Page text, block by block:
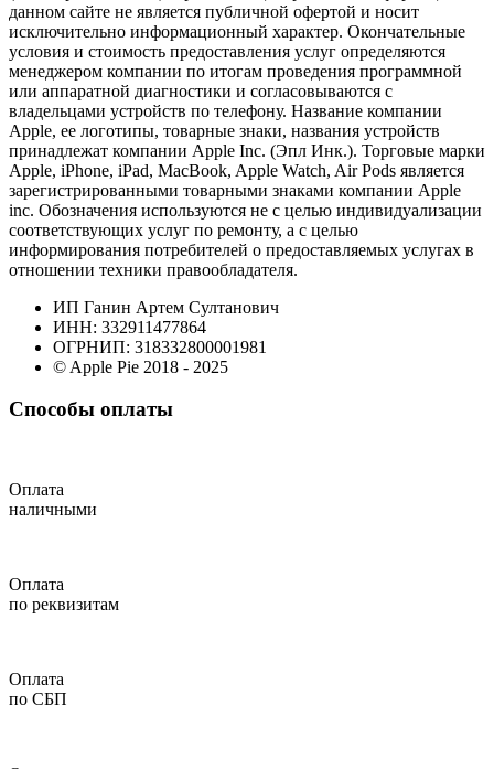
данном сайте не является публичной офертой и носит
исключительно информационный характер. Окончательные
условия и стоимость предоставления услуг определяются
менеджером компании по итогам проведения программной
или аппаратной диагностики и согласовываются с
владельцами устройств по телефону. Название компании
Apple, ее логотипы, товарные знаки, названия устройств
принадлежат компании Apple Inc. (Эпл Инк.). Торговые марки
Apple, iPhone, iPad, MacBook, Apple Watch, Air Pods является
зарегистрированными товарными знаками компании Apple
inc. Обозначения используются не с целью индивидуализации
соответствующих услуг по ремонту, а с целью
информирования потребителей о предоставляемых услугах в
отношении техники правообладателя.
ИП Ганин Артем Султанович
ИНН: 332911477864
ОГРНИП: 318332800001981
© Apple Pie 2018 - 2025
Способы оплаты
Оплата
наличными
Оплата
по реквизитам
Оплата
по СБП